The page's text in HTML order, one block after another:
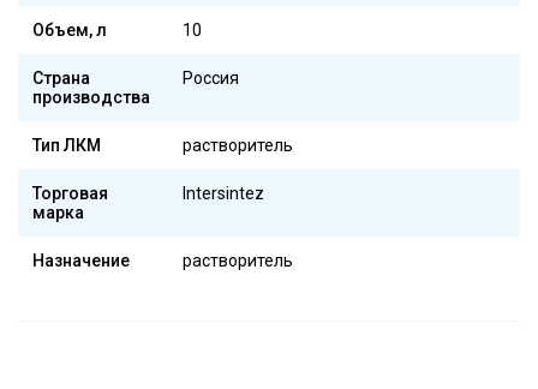
Объем, л 10
Страна
производства
Россия
Тип ЛКМ растворитель
Торговая
марка
Intersintez
Назначение растворитель